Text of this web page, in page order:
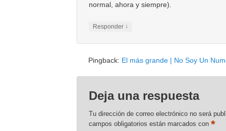
normal, ahora y siempre).
Responder ↓
Pingback: El más grande | No Soy Un
Deja una respuesta
Tu dirección de correo electrónico no será
campos obligatorios están marcados con*